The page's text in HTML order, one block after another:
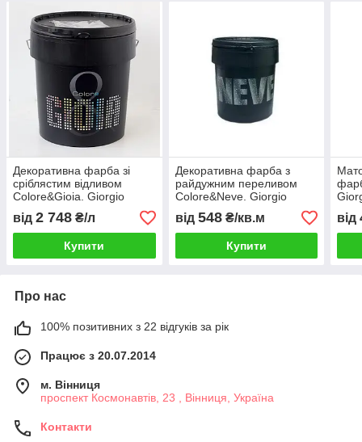
Декоративна фарба зі
сріблястим відливом
Colore&Gioia. Giorgio
Graesan & Friends
від 2 748 ₴/л
Купити
Декоративна фарба з
райдужним переливом
Colore&Neve. Giorgio
Graesan & Friends
від 548₴/кв.м
Купити
від
Про нас
100% позитивних з 22 відгуків за рік
Працює з 20.07.2014
м. Вінниця
проспект Космонавтів, 23 , Вінниця, Україна
Контакти